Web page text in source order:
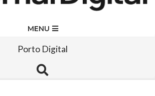
MENU
Porto Digital
Search